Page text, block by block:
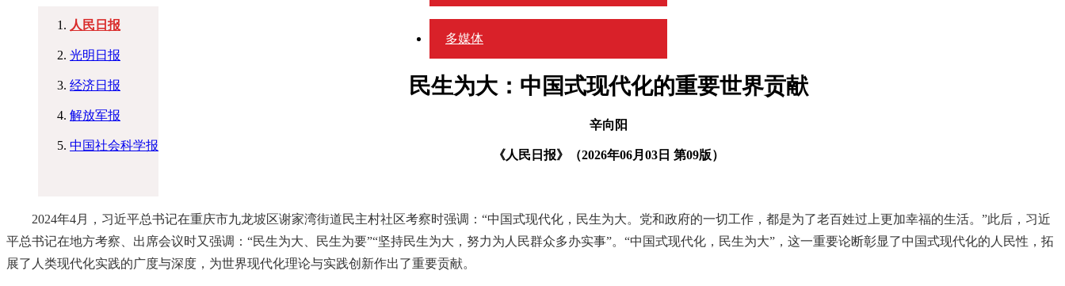
人民日报
光明日报
经济日报
解放军报
中国社会科学报
多媒体
民生为大：中国式现代化的重要世界贡献
辛向阳
《人民日报》（2026年06月03日 第09版）
2024年4月，习近平总书记在重庆市九龙坡区谢家湾街道民主村社区考察时强调：“中国式现代化，民生为大。党和政府的一切工作，都是为了老百姓过上更加幸福的生活。”此后，习近
平总书记在地方考察、出席会议时又强调：“民生为大、民生为要”“坚持民生为大，努力为人民群众多办实事”。“中国式现代化，民生为大”，这一重要论断彰显了中国式现代化的人民性，拓
展了人类现代化实践的广度与深度，为世界现代化理论与实践创新作出了重要贡献。